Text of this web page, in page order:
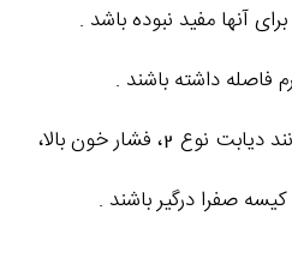
آنها مفید نبوده باشد .
با یکی از بیماری‌های مانند دیابت نوع 2، فشار خون بالا،
صفرا درگیر باشند .